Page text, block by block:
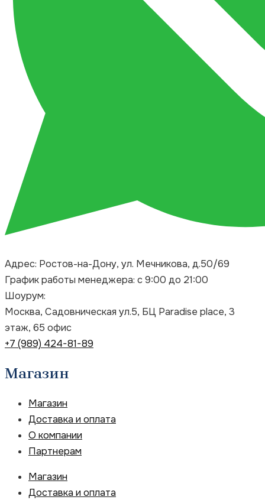
Адрес: Ростов-на-Дону, ул. Мечникова, д.50/69
График работы менеджера: с 9:00 до 21:00
Шоурум:
Москва, Садовническая ул.5, БЦ Paradise place, 3
этаж, 65 офис
+7 (989) 424-81-89
Магазин
Магазин
Доставка и оплата
О компании
Партнерам
Магазин
Доставка и оплата